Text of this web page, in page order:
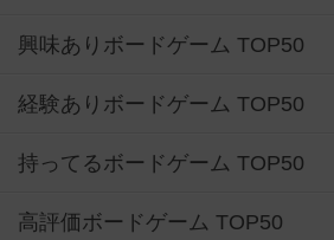
興味ありボードゲーム TOP50
経験ありボードゲーム TOP50
持ってるボードゲーム TOP50
高評価ボードゲーム TOP50